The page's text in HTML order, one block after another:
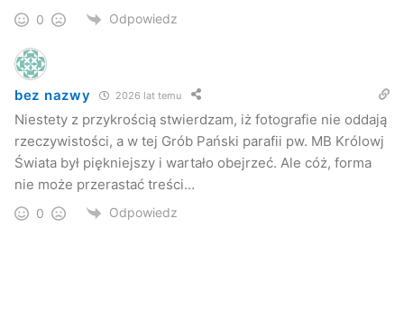
Kościół p.w. Św. Antoniego Padewskiego (Franciszkanie)
0 Odpowiedz
bez nazwy 2026 lat temu
Niestety z przykrością stwierdzam, iż fotografie nie oddają
rzeczywistości, a w tej Grób Pański parafii pw. MB Królowj
Świata był piękniejszy i wartało obejrzeć. Ale cóż, forma
nie może przerastać treści…
0 Odpowiedz